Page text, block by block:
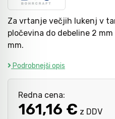
Za vrtanje večjih lukenj v
pločevina do debeline 2
mm.
Podrobnejši opis
Redna cena:
161,16 € z DDV
Kladiva
Točkala, dleta,
Vzvodi in primeži
Mazanje